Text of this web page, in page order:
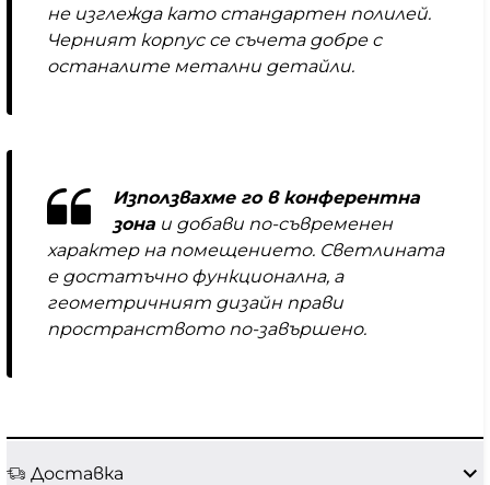
не изглежда като стандартен полилей.
Черният корпус се съчета добре с
останалите метални детайли.
Използвахме го в конферентна
зона и добави по-съвременен
характер на помещението. Светлината
е достатъчно функционална, а
геометричният дизайн прави
пространството по-завършено.
Доставка